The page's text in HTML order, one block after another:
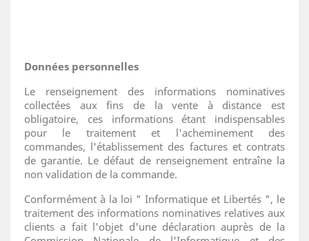
Données personnelles
Le renseignement des informations nominatives
collectées aux fins de la vente à distance est
obligatoire, ces informations étant indispensables
pour le traitement et l'acheminement des
commandes, l'établissement des factures et contrats
de garantie. Le défaut de renseignement entraîne la
non validation de la commande.
Conformément à la loi " Informatique et Libertés ", le
traitement des informations nominatives relatives aux
clients a fait l'objet d'une déclaration auprès de la